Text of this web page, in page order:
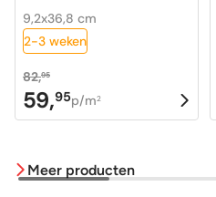
9,2x36,8 cm
2-3 weken
82,95
Oorspronkelijke
prijs
82,95.
59,95
Huidige
prijs
59,95.
p/m2
Meer producten